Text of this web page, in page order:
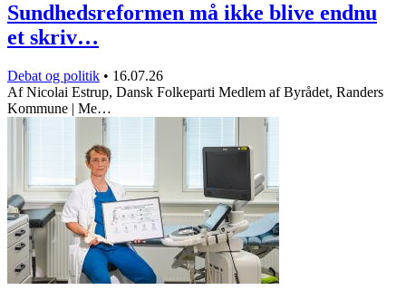
Sundhedsreformen må ikke blive endnu
et skriv…
Debat og politik • 16.07.26
Af Nicolai Estrup, Dansk Folkeparti Medlem af Byrådet, Randers
Kommune | Me…